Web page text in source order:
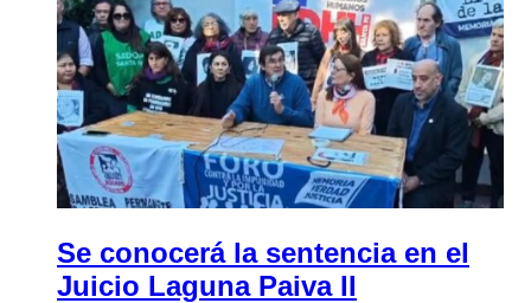
Se conocerá la sentencia en el
Juicio Laguna Paiva II